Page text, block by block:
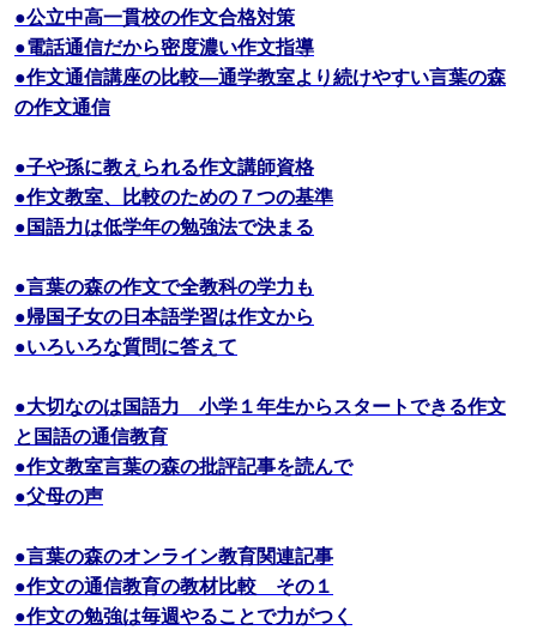
●公立中高一貫校の作文合格対策
●電話通信だから密度濃い作文指導
●作文通信講座の比較―通学教室より続けやすい言葉の森
の作文通信
●子や孫に教えられる作文講師資格
●作文教室、比較のための７つの基準
●国語力は低学年の勉強法で決まる
●言葉の森の作文で全教科の学力も
●帰国子女の日本語学習は作文から
●いろいろな質問に答えて
●大切なのは国語力 小学１年生からスタートできる作文
と国語の通信教育
●作文教室言葉の森の批評記事を読んで
●父母の声
●言葉の森のオンライン教育関連記事
●作文の通信教育の教材比較 その１
●作文の勉強は毎週やることで力がつく